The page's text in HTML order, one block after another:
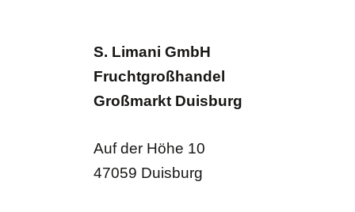
S. Limani GmbH
Fruchtgroßhandel
Großmarkt Duisburg
Auf der Höhe 10
47059 Duisburg